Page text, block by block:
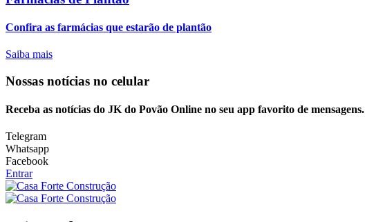
Confira as farmácias que estarão de plantão
Saiba mais
Nossas notícias no celular
Receba as notícias do JK do Povão Online no seu app favorito de mensagens.
Telegram
Whatsapp
Facebook
Entrar